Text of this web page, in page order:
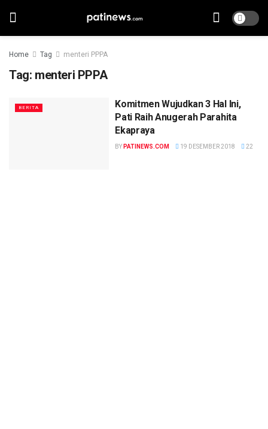
Home Tag menteri PPPA
Tag: menteri PPPA
BERITA
Komitmen Wujudkan 3 Hal Ini,
Pati Raih Anugerah Parahita
Ekapraya
BY PATINEWS.COM 19 DESEMBER 2018 22